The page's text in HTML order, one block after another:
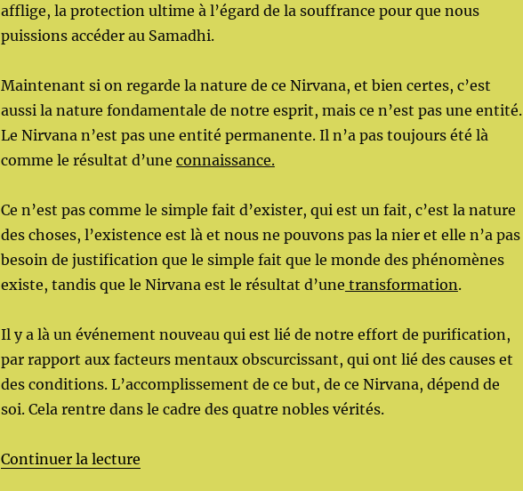
afflige, la protection ultime à l’égard de la souffrance pour que nous
puissions accéder au Samadhi.
Maintenant si on regarde la nature de ce Nirvana, et bien certes, c’est
aussi la nature fondamentale de notre esprit, mais ce n’est pas une entité.
Le Nirvana n’est pas une entité permanente. Il n’a pas toujours été là
comme le résultat d’une connaissance.
Ce n’est pas comme le simple fait d’exister, qui est un fait, c’est la nature
des choses, l’existence est là et nous ne pouvons pas la nier et elle n’a pas
besoin de justification que le simple fait que le monde des phénomènes
existe, tandis que le Nirvana est le résultat d’une transformation.
Il y a là un événement nouveau qui est lié de notre effort de purification,
par rapport aux facteurs mentaux obscurcissant, qui ont lié des causes et
des conditions. L’accomplissement de ce but, de ce Nirvana, dépend de
soi. Cela rentre dans le cadre des quatre nobles vérités.
Continuer la lecturede « La voie »